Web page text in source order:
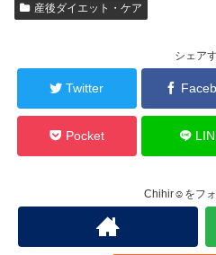
産後ダイエット・ケア
シェア
Twitter
Pocket
Chihir☺︎をフ